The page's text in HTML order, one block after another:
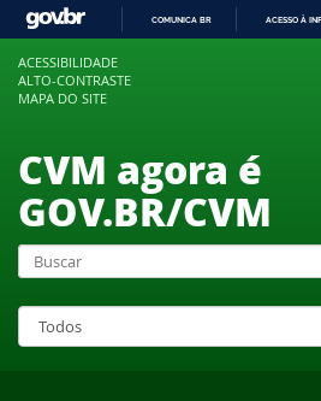
COMUNICA BR ACESSO À
ACESSIBILIDADE
ALTO-CONTRASTE
MAPA DO SITE
CVM agora é
GOV.BR/CVM